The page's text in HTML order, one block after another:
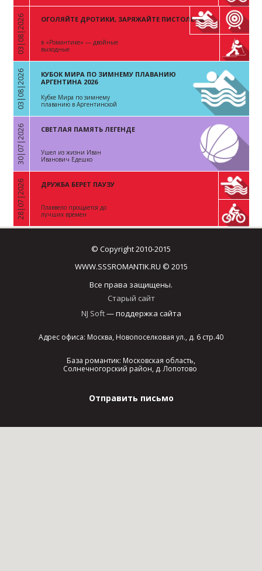
«
03|08|2026 ОГОЛЯЙТЕ ДРОТИКИ, ЗАРЯЖАЙТЕ ПИСТОЛЕТЫ
в «Романтике» — двойные
выходные
«
03|08|2026
КУБОК МИРА ПО ЗИМНЕМУ ПЛАВАНИЮ
АРГЕНТИНА 2026
Кубке Мира по зимнему
плаванию в Аргентинской
«
30|07|2026 СВЕТЛАЯ ПАМЯТЬ ЛЕГЕНДЕ
Ушел из жизни Иван
Иванович Едешко
«
28|07|2026 ДРУЖБА БЕРЕТ ПАУЗУ
Плаввело прощается до
лучших времен
© Copyright 2010-2015
WWW.SSSROMANTIK.RU © 2015
Все права защищены.
Старый сайт
NJ Soft— поддержка сайта
Адрес офиса: Москва, Новопоселковая ул., д. 6 стр.40
База романтик: Московская область,
Солнечногорский район, д. Лопотово
Отправить письмо